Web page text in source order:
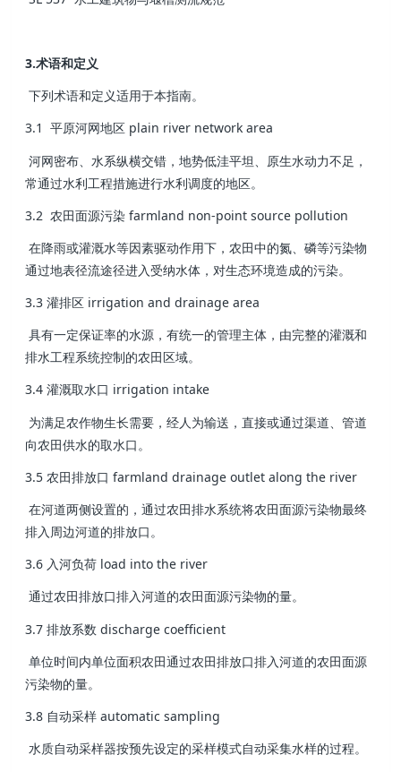
3.术语和定义
下列术语和定义适用于本指南。
3.1 平原河网地区 plain river network area
河网密布、水系纵横交错，地势低洼平坦、原生水动力不足，
常通过水利工程措施进行水利调度的地区。
3.2 农田面源污染 farmland non-point source pollution
在降雨或灌溉水等因素驱动作用下，农田中的氮、磷等污染物
通过地表径流途径进入受纳水体，对生态环境造成的污染。
3.3 灌排区 irrigation and drainage area
具有一定保证率的水源，有统一的管理主体，由完整的灌溉和
排水工程系统控制的农田区域。
3.4 灌溉取水口 irrigation intake
为满足农作物生长需要，经人为输送，直接或通过渠道、管道
向农田供水的取水口。
3.5 农田排放口 farmland drainage outlet along the river
在河道两侧设置的，通过农田排水系统将农田面源污染物最终
排入周边河道的排放口。
3.6 入河负荷 load into the river
通过农田排放口排入河道的农田面源污染物的量。
3.7 排放系数 discharge coefficient
单位时间内单位面积农田通过农田排放口排入河道的农田面源
污染物的量。
3.8 自动采样 automatic sampling
水质自动采样器按预先设定的采样模式自动采集水样的过程。